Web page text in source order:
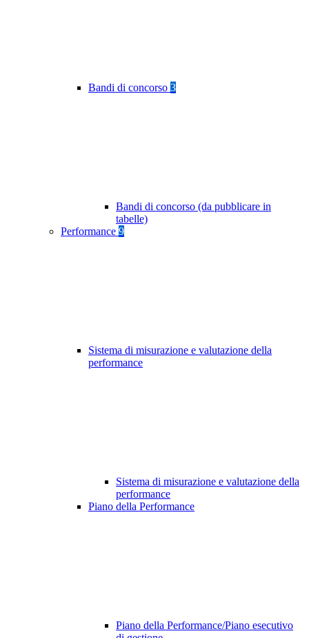
Bandi di concorso 3
Bandi di concorso (da pubblicare in
tabelle)
Performance 9
Sistema di misurazione e valutazione della
performance
Sistema di misurazione e valutazione della
performance
Piano della Performance
Piano della Performance/Piano esecutivo